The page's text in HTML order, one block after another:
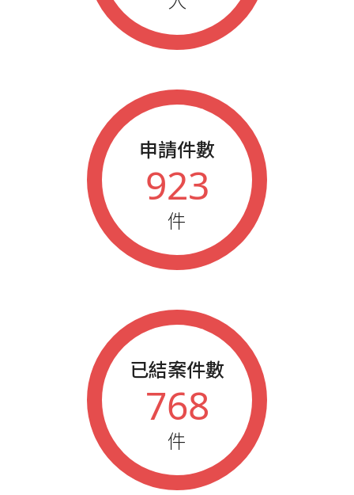
秋季藍鵲業務大會績優人員
秋季藍鵲業務大會績優人員
藍鵲企業家參加年會人員
申請件數
923
件
已結案件數
768
件